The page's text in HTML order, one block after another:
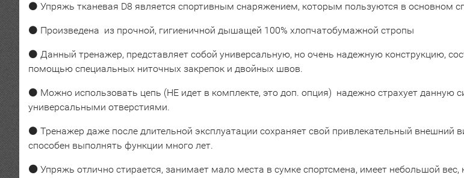
⚫ Упряжь тканевая D8 является спортивным снаряжением, которым пользуются в основном
⚫ Произведена из прочной, гигиеничной дышащей 100% хлопчатобумажной стропы
⚫ Данный тренажер, представляет собой универсальную, но очень надежную конструкцию,
помощью специальных ниточных закрепок и двойных швов.
⚫ Можно использовать цепь (НЕ идет в комплекте, это доп. опция) надежно страхует данную
универсальными отверстиями.
⚫ Тренажер даже после длительной эксплуатации сохраняет свой привлекательный внешний
способен выполнять функции много лет.
⚫ Упряжь отлично стирается, занимает мало места в сумке спортсмена, имеет небольшой